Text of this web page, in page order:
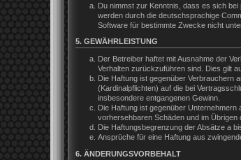
Du nimmst zur Kenntnis, dass es sich bei
werden durch die deutschsprachige
Software für bestimmte Zwecke nicht
5. GEWÄHRLEISTUNG
Der Betreiber haftet mit Ausnahme der
Verhalten zurückzuführen sind. Dies gilt
Die Haftung ist gegenüber Verbrauchern
(Kardinalpflichten) auf die bei
insbesondere entgangenen Gewinn.
Die Haftung ist gegenüber
vorhersehbaren Schäden und im
Die Haftungsbegrenzung der Absätze a
Ansprüche für eine Haftung aus
6. ÄNDERUNGSVORBEHALT